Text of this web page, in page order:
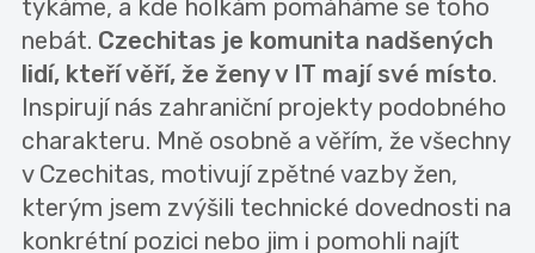
tykáme, a kde holkám pomáháme se toho
nebát. Czechitas je komunita nadšených
lidí, kteří věří, že ženy v IT mají své místo.
Inspirují nás zahraniční projekty podobného
charakteru. Mně osobně a věřím, že všechny
v Czechitas, motivují zpětné vazby žen,
kterým jsem zvýšili technické dovednosti na
konkrétní pozici nebo jim i pomohli najít